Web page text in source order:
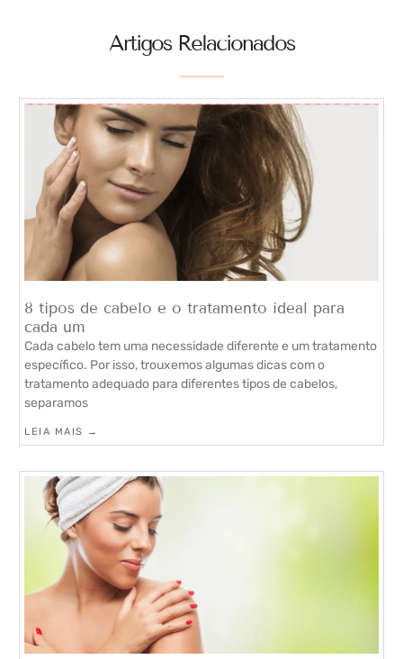
Artigos Relacionados
8 tipos de cabelo e o tratamento ideal para
cada um
Cada cabelo tem uma necessidade diferente e um tratamento
específico. Por isso, trouxemos algumas dicas com o
tratamento adequado para diferentes tipos de cabelos,
separamos
LEIA MAIS →